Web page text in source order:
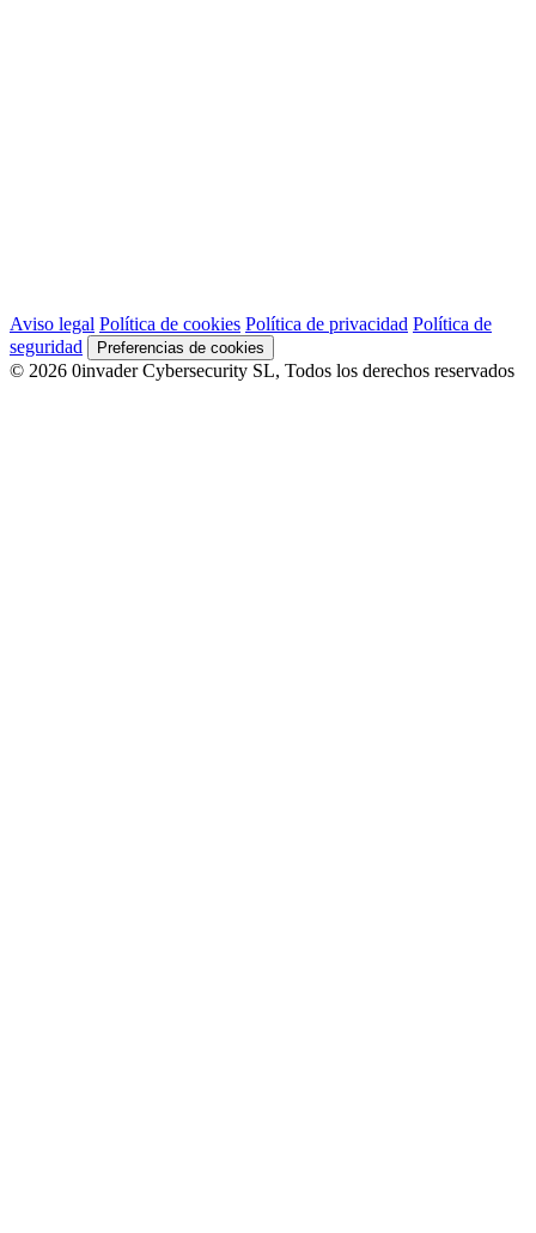
Aviso legal Política de cookies Política de privacidad Política de
seguridad
Preferencias de cookies
© 2026 0invader Cybersecurity SL, Todos los derechos reservados